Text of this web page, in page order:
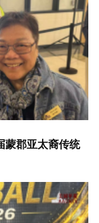
郡亚太裔传统